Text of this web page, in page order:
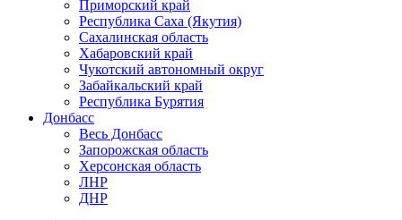
Приморский край
Республика Саха (Якутия)
Сахалинская область
Хабаровский край
Чукотский автономный округ
Забайкальский край
Республика Бурятия
Донбасс
Весь Донбасс
Запорожская область
Херсонская область
ЛНР
ДНР